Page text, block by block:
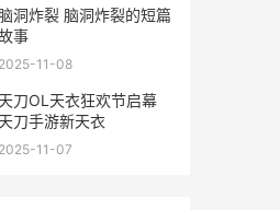
脑洞炸裂 脑洞炸裂的短篇
事
2025-11-08
天刀OL天衣狂欢节启幕
天刀手游新天衣
2025-11-07